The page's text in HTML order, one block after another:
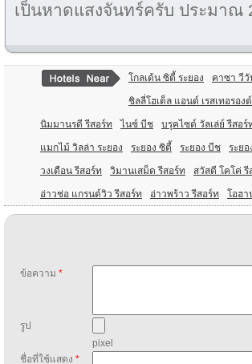
เป็นหาดแสงจันทร์ครับ ประมาณ
โกลเด้น ซิตี้ ระยอง คาซา วีวั
ชิลลี่โฮเต็ล แอนด์ เรสเทอรองต์
นิมมานรดี รีสอร์ท ไนซ์ บีช บรุคไซด์ วัลเล่ย์ รีสอร์
แมกไม้ วิลล่า ระยอง ระยอง ซิตี้ ระยอง บีช ระย
วงเดือน รีสอร์ท วิมานเสม็ด รีสอร์ท สวัสดี โคโค่ รี
อ่าวช่อ แกรนด์วิว รีสอร์ท อ่าวพร้าว รีสอร์ท โอฮา
ข้อความ *
รูป
pixel
ชื่อที่ใช้แสดง *